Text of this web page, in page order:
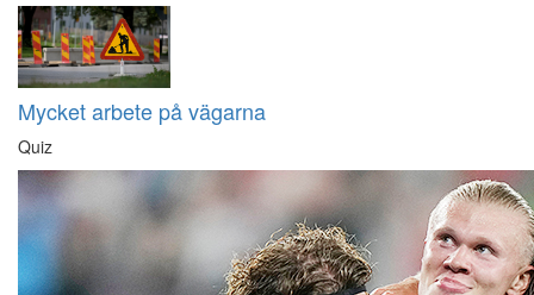
Mycket arbete på vägarna
Quiz